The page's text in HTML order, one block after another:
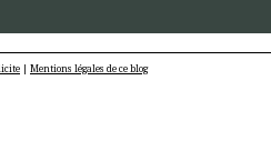
| Mentions légales de ce blog